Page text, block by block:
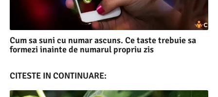
Cum sa suni cu numar ascuns. Ce taste trebuie sa
formezi inainte de numarul propriu zis
CITESTE IN CONTINUARE: